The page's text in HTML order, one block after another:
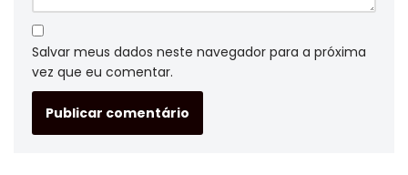
Salvar meus dados neste navegador para a próxima
vez que eu comentar.